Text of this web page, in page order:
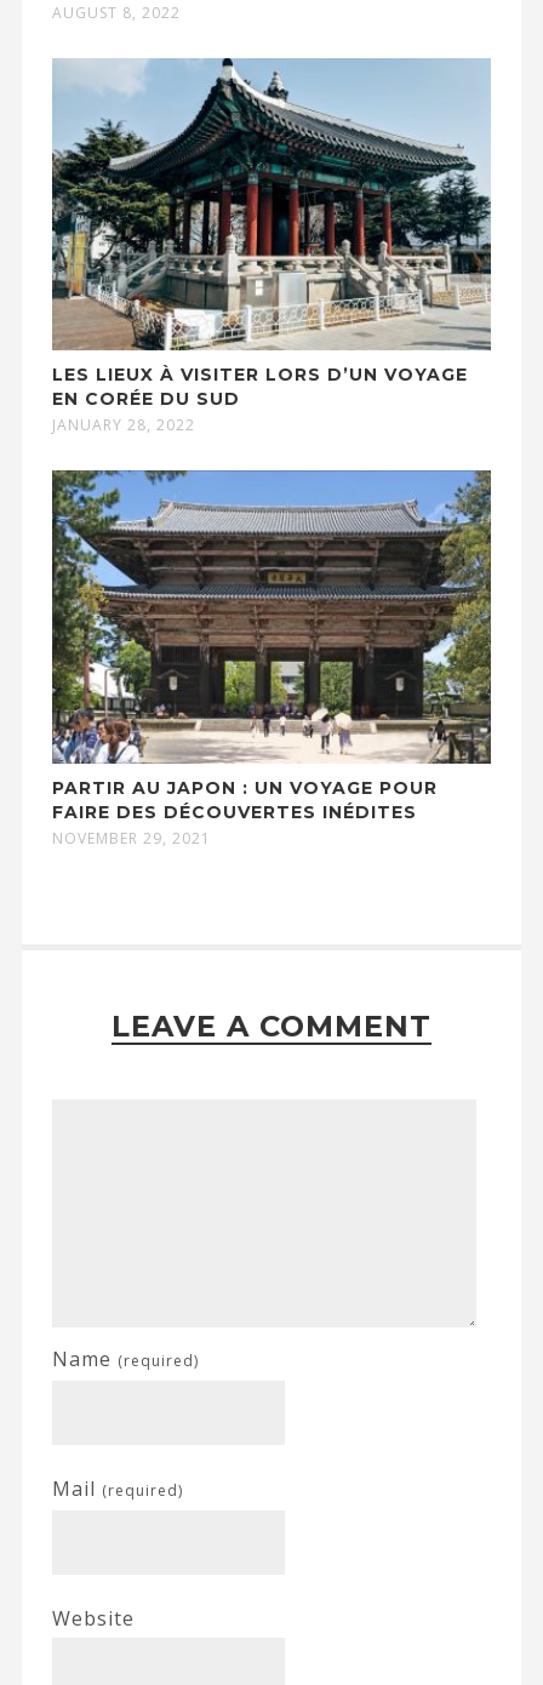
AUGUST 8, 2022
LES LIEUX À VISITER LORS D’UN VOYAGE
EN CORÉE DU SUD
JANUARY 28, 2022
PARTIR AU JAPON : UN VOYAGE POUR
FAIRE DES DÉCOUVERTES INÉDITES
NOVEMBER 29, 2021
LEAVE A COMMENT
Name (required)
Mail (required)
Website